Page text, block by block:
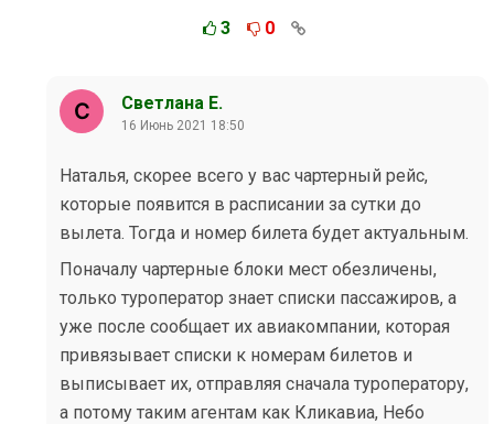
3 0
Светлана Е.
16 Июнь 2021 18:50
Наталья, скорее всего у вас чартерный рейс,
которые появится в расписании за сутки до
вылета. Тогда и номер билета будет актуальным.
Поначалу чартерные блоки мест обезличены,
только туроператор знает списки пассажиров, а
уже после сообщает их авиакомпании, которая
привязывает списки к номерам билетов и
выписывает их, отправляя сначала туроператору,
а потому таким агентам как Кликавиа, Небо